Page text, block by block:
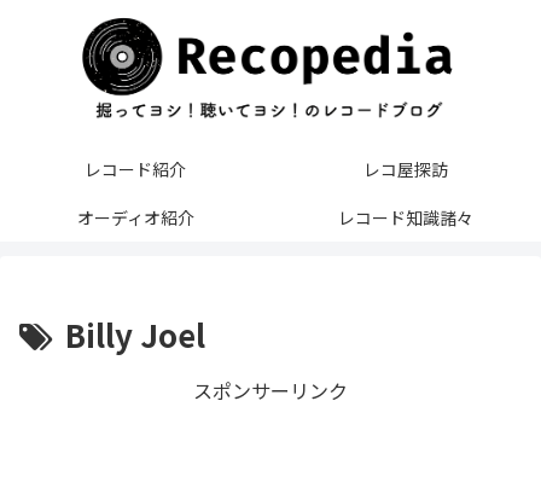
レコード紹介
レコ屋探訪
オーディオ紹介
レコード知識諸々
Billy Joel
スポンサーリンク